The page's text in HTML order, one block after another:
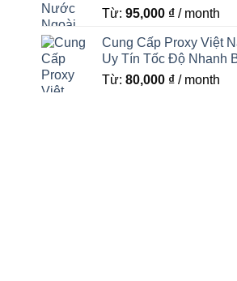
Từ:95,000 ₫ / month
Cung Cấp Proxy Việt
Uy Tín Tốc Độ Nhanh
Từ:80,000 ₫ / month